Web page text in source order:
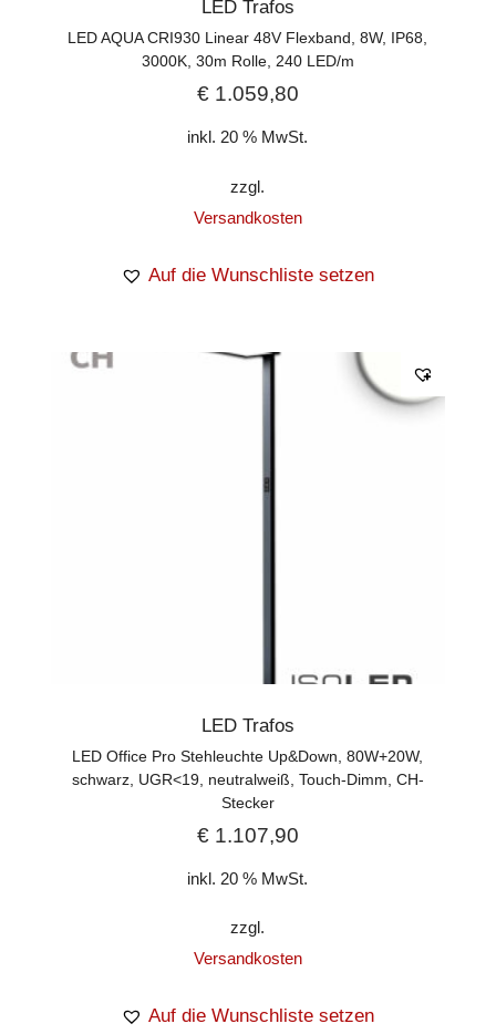
LED Trafos
LED AQUA CRI930 Linear 48V Flexband, 8W, IP68,
3000K, 30m Rolle, 240 LED/m
€1.059,80
inkl. 20 % MwSt.
zzgl.
Versandkosten
Auf die Wunschliste setzen
LED Trafos
LED Office Pro Stehleuchte Up&Down, 80W+20W,
schwarz, UGR<19, neutralweiß, Touch-Dimm, CH-
Stecker
€1.107,90
inkl. 20 % MwSt.
zzgl.
Versandkosten
Auf die Wunschliste setzen